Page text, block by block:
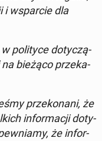
i wspar­cie dla
w po­li­ty­ce do­ty­czą­
na bieżąco prze­ka­
prze­ko­na­ni, że
in­for­ma­cji do­ty­
że in­for­